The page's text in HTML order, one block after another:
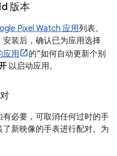
版本
Pixel Watch 应用列表。
装后，确认已为应用选择
应用
的“如何自动更新个别
以启动应用。
必要，可取消任何过时的手
新映像的手表进行配对。为